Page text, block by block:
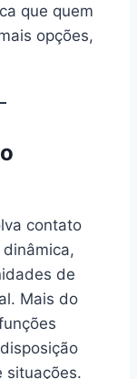
que quem
opções,
contato
de
Mais do
situações.